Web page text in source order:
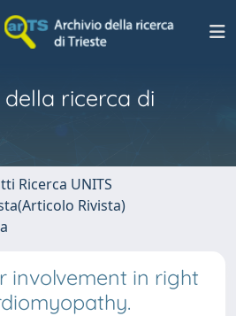
della ricerca di
Ricerca UNITS
Rivista)
involvement in right